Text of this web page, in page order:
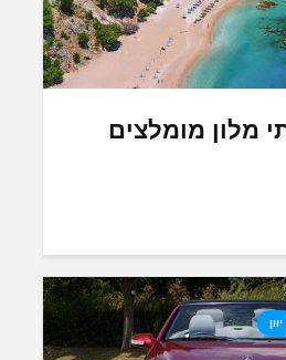
מלון מומלצים
יוון